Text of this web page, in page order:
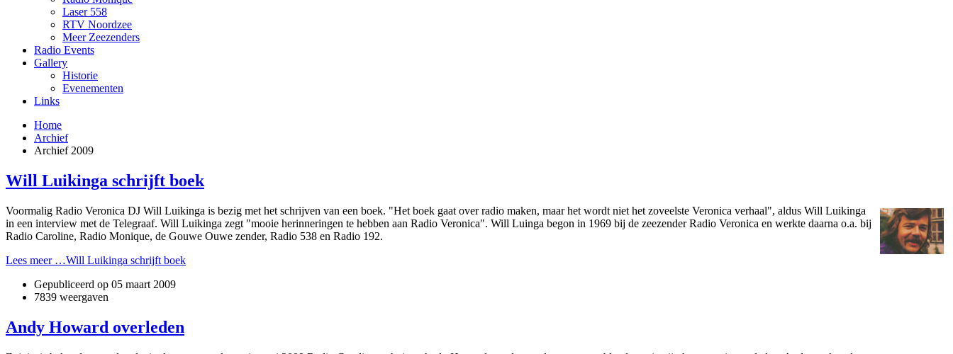
Laser 558
RTV Noordzee
Meer Zeezenders
Radio Events
Gallery
Historie
Evenementen
Links
Home
Archief
Archief 2009
Will Luikinga schrijft boek
Voormalig Radio Veronica DJ Will Luikinga is bezig met het schrijven van een boek. "Het boek gaat over radio maken, maar het wordt niet het zoveelste Veronica verhaal", aldus Will Luikinga
in een interview met de Telegraaf. Will Luikinga zegt "mooie herinneringen te hebben aan Radio Veronica". Will Luinga begon in 1969 bij de zeezender Radio Veronica en werkte daarna o.a. bij
Radio Caroline, Radio Monique, de Gouwe Ouwe zender, Radio 538 en Radio 192.
Lees meer …Will Luikinga schrijft boek
Gepubliceerd op 05 maart 2009
7839 weergaven
Andy Howard overleden